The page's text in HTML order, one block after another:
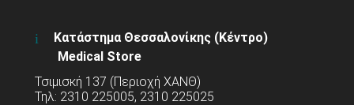
Κατάστημα Θεσσαλονίκης (Κέντρο)
Medical Store
Τσιμισκή 137 (Περιοχή ΧΑΝΘ)
Τηλ: 2310 225005, 2310 225025